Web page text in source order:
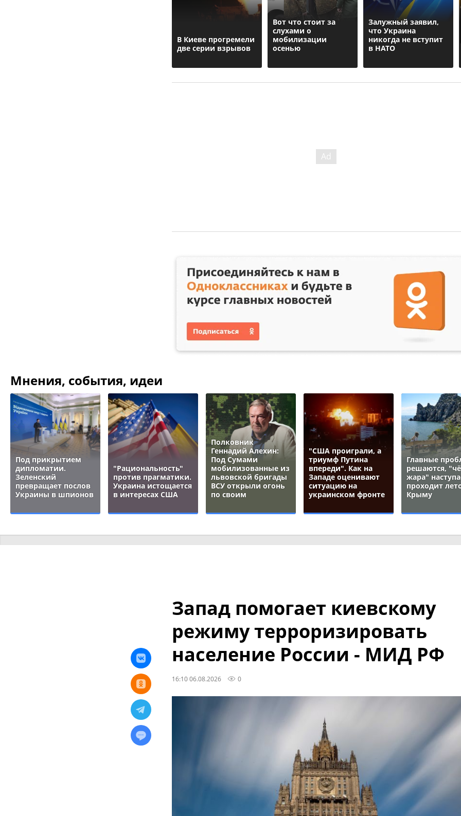
В Киеве прогремели
две серии взрывов
Вот что стоит за
слухами о
мобилизации
осенью
Залужный заявил,
что Украина
никогда не вступит
в НАТО
Мнения, события, идеи
Под прикрытием
дипломатии.
Зеленский
превращает послов
Украины в шпионов
"Рациональность"
против прагматики.
Украина истощается
в интересах США
Полковник
Геннадий Алехин:
Под Сумами
мобилизованные из
львовской бригады
ВСУ открыли огонь
по своим
"США проиграли, а
триумф Путина
впереди". Как на
Западе оценивают
ситуацию на
украинском фронте
Главные
решаются,
жара"
проходит
Крыму
Запад помогает киевскому
режиму терроризировать
население России - МИД РФ
16:10 06.08.2026 0